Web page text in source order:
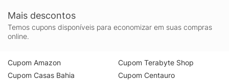
Mais descontos
Temos cupons disponíveis para economizar em suas compras
online.
Cupom Amazon
Cupom Casas Bahia
Cupom Terabyte Shop
Cupom Centauro